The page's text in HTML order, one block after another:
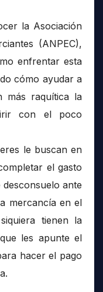
la Asociación
(ANPEC),
enfrentar esta
cómo ayudar a
más raquítica la
con el poco
le buscan en
el gasto
ante
mercancía en el
tienen la
les apunte el
hacer el pago